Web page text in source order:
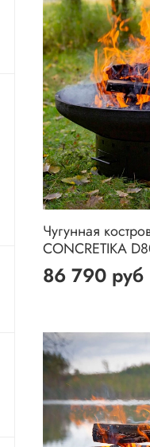
Чугунная
CONCRETIKA
86 790 руб